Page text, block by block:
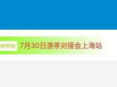
7月30日游茶对接会上海站